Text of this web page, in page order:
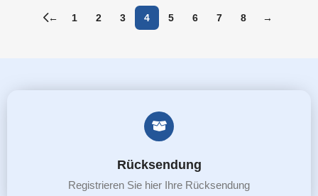
← 1 2 3 4 5 6 7 8 →
Rücksendung
Registrieren Sie hier Ihre Rücksendung